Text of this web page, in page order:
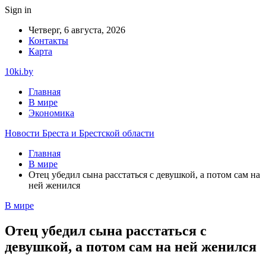
Sign in
Четверг, 6 августа, 2026
Контакты
Карта
10ki.by
Главная
В мире
Экономика
Новости Бреста и Брестской области
Главная
В мире
Отец убедил сына расстаться с девушкой, а потом сам на
ней женился
В мире
Отец убедил сына расстаться с
девушкой, а потом сам на ней женился